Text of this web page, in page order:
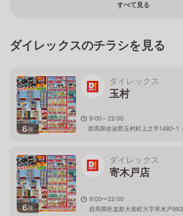
すべて見る
ダイレックスのチラシを見る
6枚
ダイレックス
玉村
9:00～22:00
群馬県佐波郡玉村町上之手1480-1
ンター内）
6枚
ダイレックス
寄木戸店
9:00〜22:00
群馬県邑楽郡大泉町大字寄木戸